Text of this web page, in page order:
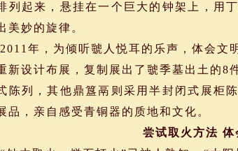
列起来，悬挂在一个巨大的钟架上，用
美妙的旋律。
年，为倾听虢人悦耳的乐声，体会文
新设计布展，复制展出了虢季墓出土的8
陈列，其他鼎簋鬲则采用半封闭式展柜
品，亲自感受青铜器的质地和文化。
试取火方法 体会古